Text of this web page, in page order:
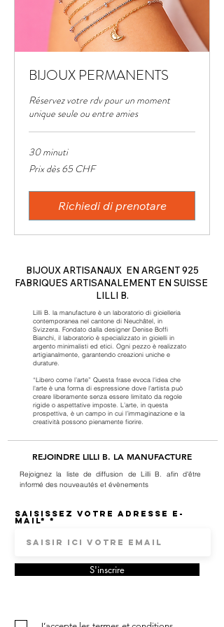
BIJOUX PERMANENTS
Réservez votre rdv pour un moment
unique seule ou entre amies
30 minuti
Prix
dès
Prix dès 65 CHF
Richiedi di prenotare
BIJOUX ARTISANAUX EN ARGENT 925
FABRIQUES ARTISANALEMENT EN SUISSE
LILLI B.
Lilli B. la manufacture è un laboratorio di gioielleria
contemporanea nel cantone di Neuchâtel, in
Svizzera. Fondato dalla designer Denise Boffi
Bianchi, il laboratorio è specializzato in gioielli in
argento minimalisti ed etici. Ogni pezzo è realizzato
artigianalmente, garantendo creazioni uniche e
durature.
“Libero come l’arte” Questa frase evoca l'idea che
l'arte è una forma di espressione dove l'artista può
creare liberamente senza essere limitato da regole
rigide o aspettative imposte. L’arte, in questa
prospettiva, è un campo in cui l’immaginazione e la
creatività possono pienamente fiorire.
REJOINDRE LILLI B. LA MANUFACTURE
Rejoignez la liste de diffusion de Lilli B. afin d'être
informé des nouveautés et évènements
Saisissez votre adresse e-
mail*
S'inscrire